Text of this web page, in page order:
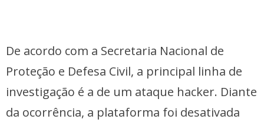
De acordo com a Secretaria Nacional de
Proteção e Defesa Civil, a principal linha de
investigação é a de um ataque hacker. Diante
da ocorrência, a plataforma foi desativada